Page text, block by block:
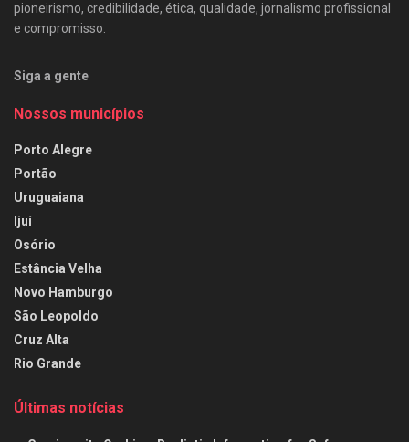
pioneirismo, credibilidade, ética, qualidade, jornalismo profissional
e compromisso.
Siga a gente
Nossos municípios
Porto Alegre
Portão
Uruguaiana
Ijuí
Osório
Estância Velha
Novo Hamburgo
São Leopoldo
Cruz Alta
Rio Grande
Últimas notícias